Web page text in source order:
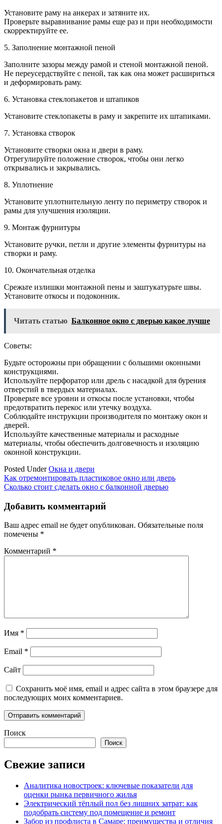
Установите раму на анкерах и затяните их.
Проверьте выравнивание рамы еще раз и при необходимости
скорректируйте ее.
5. Заполнение монтажной пеной
Заполните зазоры между рамой и стеной монтажной пеной.
Не переусердствуйте с пеной, так как она может расшириться
и деформировать раму.
6. Установка стеклопакетов и штапиков
Установите стеклопакеты в раму и закрепите их штапиками.
7. Установка створок
Установите створки окна и двери в раму.
Отрегулируйте положение створок, чтобы они легко
открывались и закрывались.
8. Уплотнение
Установите уплотнительную ленту по периметру створок и
рамы для улучшения изоляции.
9. Монтаж фурнитуры
Установите ручки, петли и другие элементы фурнитуры на
створки и раму.
10. Окончательная отделка
Срежьте излишки монтажной пены и заштукатурьте швы.
Установите откосы и подоконник.
Читать статью Балконное окно с дверью какое лучше
Советы:
Будьте осторожны при обращении с большими оконными
конструкциями.
Используйте перфоратор или дрель с насадкой для бурения
отверстий в твердых материалах.
Проверьте все уровни и откосы после установки, чтобы
предотвратить перекос или утечку воздуха.
Соблюдайте инструкции производителя по монтажу окон и
дверей.
Используйте качественные материалы и расходные
материалы, чтобы обеспечить долговечность и изоляцию
оконной конструкции.
Posted UnderОкна и двери
Навигация
по
записям
Как отремонтировать пластиковое окно или дверь
Сколько стоит сделать окно с балконной дверью
Добавить комментарий
Ваш адрес email не будет опубликован. Обязательные поля
помечены *
Комментарий *
Имя *
Email *
Сайт
Сохранить моё имя, email и адрес сайта в этом браузере для
последующих моих комментариев.
Поиск
Поиск
Свежие записи
Аналитика новостроек: ключевые показатели для
оценки рынка первичного жилья
Электрический тёплый пол без лишних затрат: как
подобрать систему под помещение и ремонт
Забор из профлиста в Самаре: преимущества и отличия